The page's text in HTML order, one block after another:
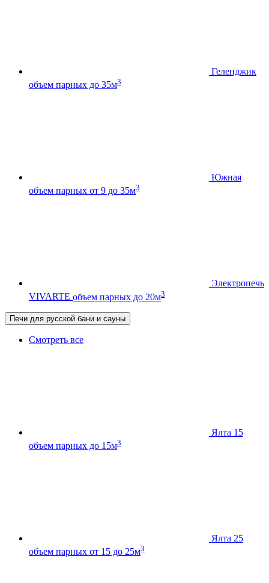
Геленджик
объем парных до 35м3
Южная
объем парных от 9 до 35м3
Электропечь
VIVARTE объем парных до 20м3
Печи для русской бани и сауны
Смотреть все
Ялта 15
объем парных до 15м3
Ялта 25
объем парных от 15 до 25м3